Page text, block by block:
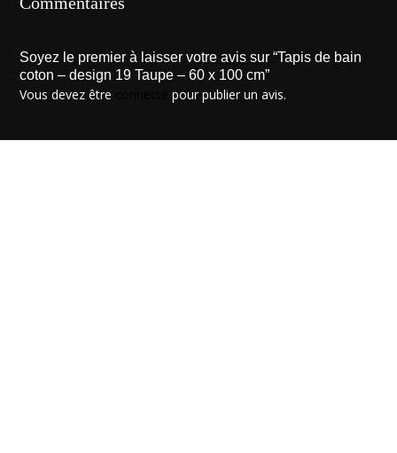
Soyez le premier à laisser votre avis sur “Tapis de bain
coton – design 19 Taupe – 60 x 100 cm”
Vous devez être pour publier un avis.